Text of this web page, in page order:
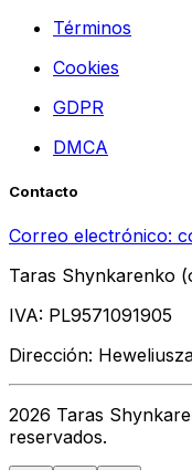
Términos
Cookies
GDPR
DMCA
Contacto
Correo electrónico:
Taras Shynkarenko
IVA: PL9571091905
Dirección:
2026 Taras
reservados.